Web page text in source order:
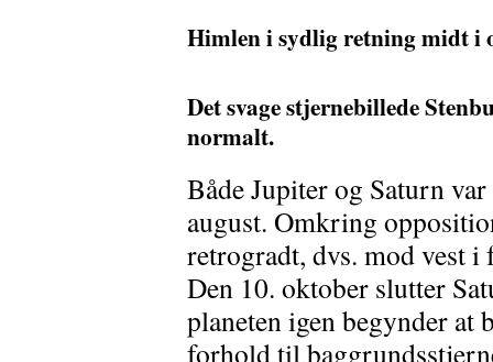
Himlen i sydlig retning midt i
Det svage stjernebillede
normalt.
Både Jupiter og Saturn
august. Omkring
retrogradt, dvs. mod vest
Den 10. oktober slutter
planeten igen begynder at
forhold til